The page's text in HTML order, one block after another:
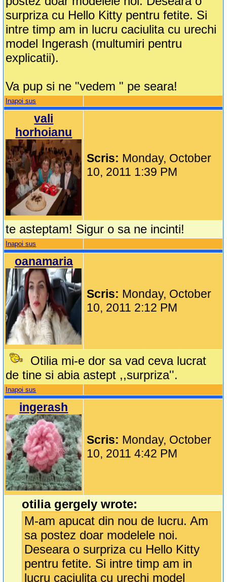
surpriza cu Hello Kitty pentru fetite. Si
intre timp am in lucru caciulita cu urechi
model Ingerash (multumiri pentru
explicatii).
Va pup si ne "vedem " pe seara!
Inapoi sus
vali
horhoianu
Scris: Monday, October
10, 2011 1:39 PM
te asteptam! Sigur o sa ne incinti!
Inapoi sus
oanamaria
Scris: Monday, October
10, 2011 2:12 PM
Otilia mi-e dor sa vad ceva lucrat
de tine si abia astept ,,surpriza''.
Inapoi sus
ingerash
Scris: Monday, October
10, 2011 4:42 PM
otilia gergely wrote:
M-am apucat din nou de lucru. Am
sa postez doar modelele noi.
Deseara o surpriza cu Hello Kitty
pentru fetite. Si intre timp am in
lucru caciulita cu urechi model